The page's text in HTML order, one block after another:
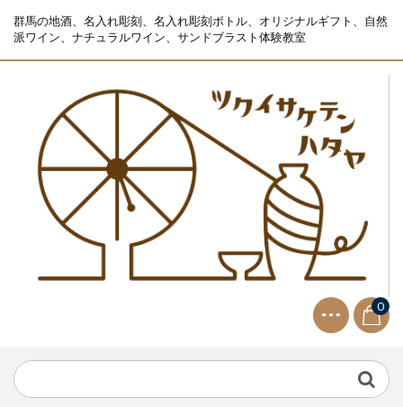
群馬の地酒、名入れ彫刻、名入れ彫刻ボトル、オリジナルギフト、自然
派ワイン、ナチュラルワイン、サンドブラスト体験教室
0
生ビールサーバー無料レンタル...
NEWS
2023.10.2